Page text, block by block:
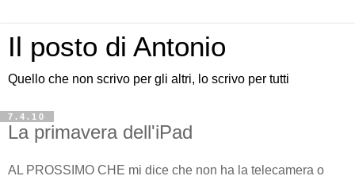
Il posto di Antonio
Quello che non scrivo per gli altri, lo scrivo per tutti
7.4.10
La primavera dell'iPad
AL PROSSIMO CHE mi dice che non ha la telecamera o